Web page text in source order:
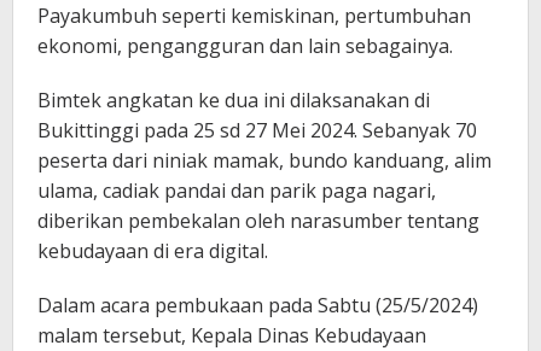
Payakumbuh seperti kemiskinan, pertumbuhan
ekonomi, pengangguran dan lain sebagainya.
Bimtek angkatan ke dua ini dilaksanakan di
Bukittinggi pada 25 sd 27 Mei 2024. Sebanyak 70
peserta dari niniak mamak, bundo kanduang, alim
ulama, cadiak pandai dan parik paga nagari,
diberikan pembekalan oleh narasumber tentang
kebudayaan di era digital.
Dalam acara pembukaan pada Sabtu (25/5/2024)
malam tersebut, Kepala Dinas Kebudayaan